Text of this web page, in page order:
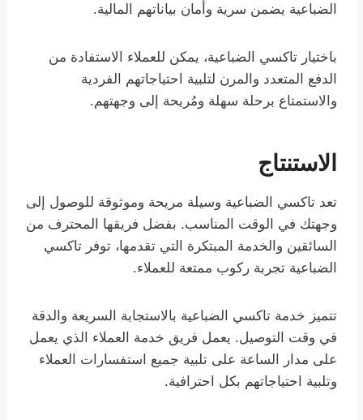
الضباعية يضمن سرية وأمان بياناتهم المالية.
باختيار تاكسي الضباعية، يمكن للعملاء الاستفادة من
الدفع المتعدد والمرن لتلبية احتياجاتهم الفردية
والاستمتاع برحلة سهلة ومُريحة إلى وجهتهم.
الاستنتاج
تعد تاكسي الضباعية وسيلة مريحة وموثوقة للوصول إلى
وجهتك في الوقت المناسب. بفضل فريقها المحترف من
السائقين والخدمة المبتكرة التي تقدمها، توفر تاكسي
الضباعية تجربة ركوب ممتعة للعملاء.
تتميز خدمة تاكسي الضباعية بالاستجابة السريعة والدقة
في وقت التوصيل. يعمل فريق خدمة العملاء الذي يعمل
على مدار الساعة على تلبية جميع استفسارات العملاء
وتلبية احتياجاتهم بكل احترافية.